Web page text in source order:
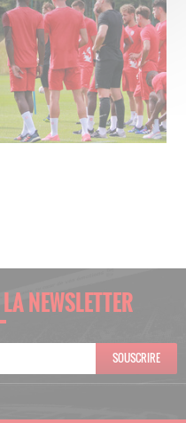
LA NEWSLETTER
SOUSCRIRE